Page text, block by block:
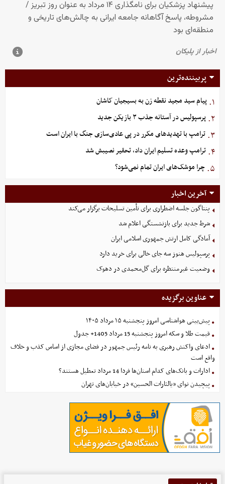
پربیننده‌ترین
۱. پیام سید مجید نقطه زن به بسیجیان کاشان
۲. پرسپولیس در آستانه جذب ۳ بازیکن جدید
۳. ترامپ با تهدیدهای مکرر در پی عادی‌سازی جنگ با ایران است
۴. ترامپ وعده تسلیم ایران داد، تحقیر نصیبش شد
۵. چرا موشک‌های ایران تمام نمی‌شود؟
آخرین اخبار
پنتاگون جلسه اضطراری برای تأمین تسلیحات برگزار می‌کند
شرط جدید برای بازنشستگی اعلام شد
آمادگی کامل ارتش جمهوری اسلامی ایران
پرسپولیس هنوز سه جای خالی برای خرید دارد
وضعیت غیرمنتظره برای گل‌محمدی در دهوک
عناوین برگزیده
پیش‌بینی هواشناسی امروز پنجشنبه ۱۵ مرداد ۱۴۰۵
قیمت طلا و سکه امروز پنجشنبه 15 مرداد 1405+ جدول
ادعای واکنش رهبری به نامه رئیس جمهور در فضای مجازی از اساس کذب و خلاف
واقع است
ادارات و بانک‌های کدام استان‌ها فردا 14 مرداد تعطیل هستند؟
پیچیدن نوای «یالثارات الحسین» در خیابان‌های تهران